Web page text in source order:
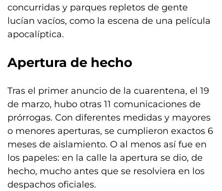
concurridas y parques repletos de gente
lucían vacíos, como la escena de una película
apocalíptica.
Apertura de hecho
Tras el primer anuncio de la cuarentena, el 19
de marzo, hubo otras 11 comunicaciones de
prórrogas. Con diferentes medidas y mayores
o menores aperturas, se cumplieron exactos 6
meses de aislamiento. O al menos así fue en
los papeles: en la calle la apertura se dio, de
hecho, mucho antes que se resolviera en los
despachos oficiales.